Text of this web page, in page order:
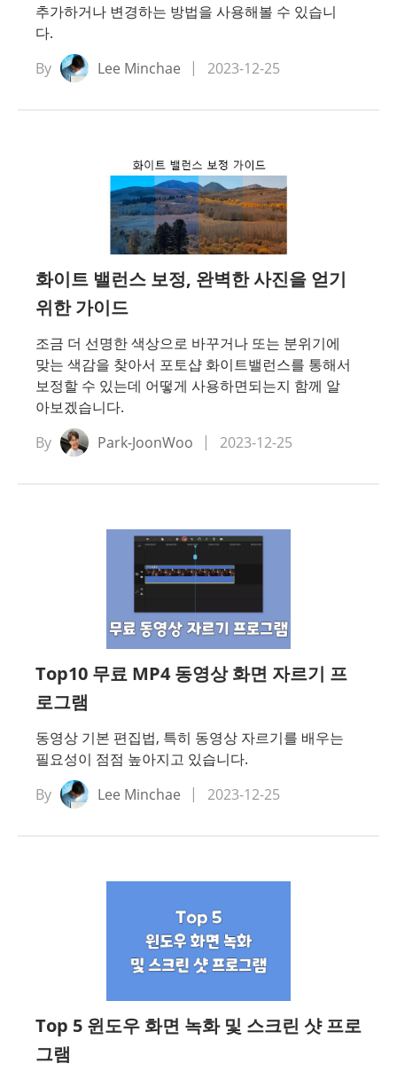
추가하거나 변경하는 방법을 사용해볼 수 있습니
다.
By
Lee Minchae 2023-12-25
화이트 밸런스 보정, 완벽한 사진을 얻기
위한 가이드
조금 더 선명한 색상으로 바꾸거나 또는 분위기에
맞는 색감을 찾아서 포토샵 화이트밸런스를 통해서
보정할 수 있는데 어떻게 사용하면되는지 함께 알
아보겠습니다.
By
Park-JoonWoo 2023-12-25
Top10 무료 MP4 동영상 화면 자르기 프
로그램
동영상 기본 편집법, 특히 동영상 자르기를 배우는
필요성이 점점 높아지고 있습니다.
By
Lee Minchae 2023-12-25
Top 5 윈도우 화면 녹화 및 스크린 샷 프로
그램